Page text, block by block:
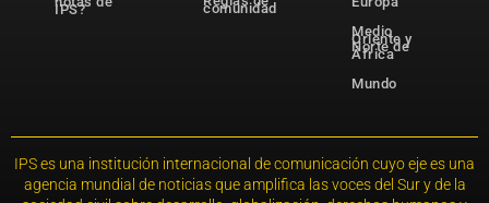
IPS? comunidad
Medio
Oriente y
Norte de
África
Mundo
IPS es una institución internacional de comunicación cuyo eje es una
agencia mundial de noticias que amplifica las voces del Sur y de la